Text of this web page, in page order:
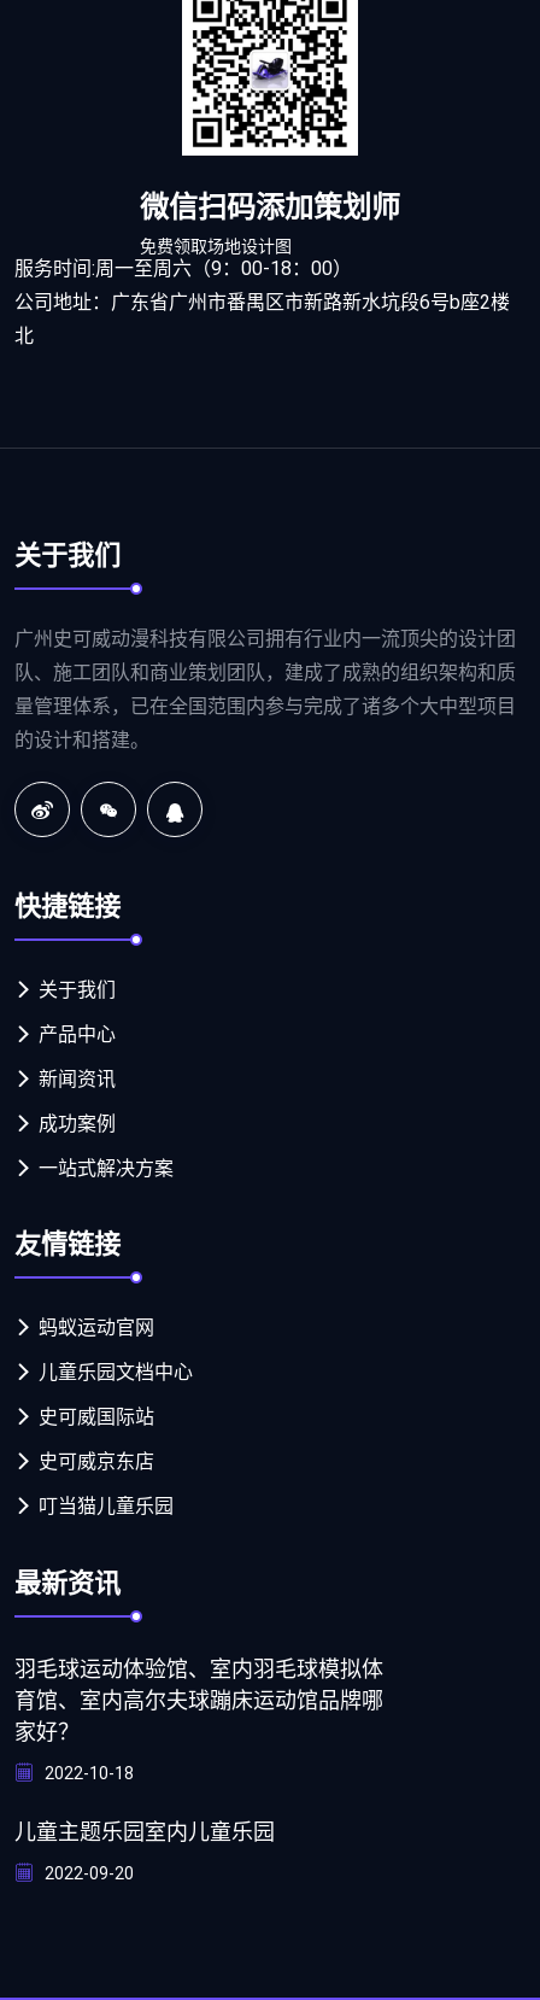
微信扫码添加策划师
免费领取场地设计图
服务时间:周一至周六（9：00-18：00）
公司地址：广东省广州市番禺区市新路新水坑段6号b座2楼
北
关于我们
广州史可威动漫科技有限公司拥有行业内一流顶尖的设计团
队、施工团队和商业策划团队，建成了成熟的组织架构和质
量管理体系，已在全国范围内参与完成了诸多个大中型项目
的设计和搭建。
快捷链接
关于我们
产品中心
新闻资讯
成功案例
一站式解决方案
友情链接
蚂蚁运动官网
儿童乐园文档中心
史可威国际站
史可威京东店
叮当猫儿童乐园
最新资讯
羽毛球运动体验馆、室内羽毛球模拟体
育馆、室内高尔夫球蹦床运动馆品牌哪
家好？
2022-10-18
儿童主题乐园室内儿童乐园
2022-09-20